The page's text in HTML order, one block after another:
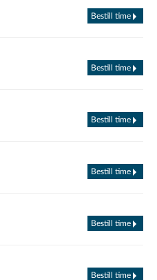
Bestill time
Bestill time
Bestill time
Bestill time
Bestill time
Bestill time